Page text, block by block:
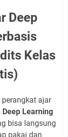
Deep
Kelas
ajar
Deep Learning
bisa langsung
pakai dan